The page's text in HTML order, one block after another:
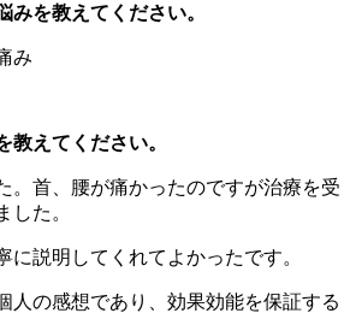
みを教えてください。
み
教えてください。
。首、腰が痛かったのですが治療を受
した。
に説明してくれてよかったです。
人の感想であり、効果効能を保証する